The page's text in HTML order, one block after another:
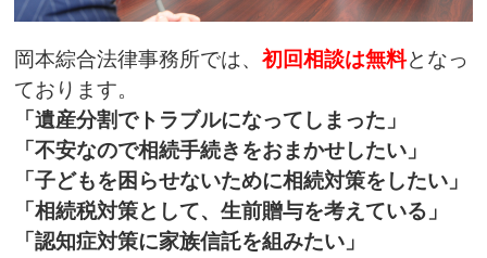
岡本綜合法律事務所では、初回相談は無料となっ
ております。
「遺産分割でトラブルになってしまった」
「不安なので相続手続きをおまかせしたい」
「子どもを困らせないために相続対策をしたい」
「相続税対策として、生前贈与を考えている」
「認知症対策に家族信託を組みたい」